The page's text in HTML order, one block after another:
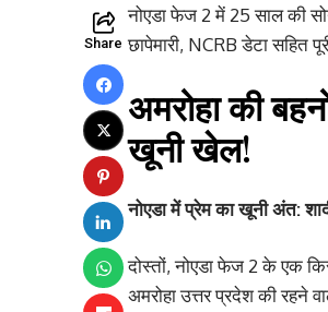
Share
नोएडा फेज 2 में 25 साल की
छापेमारी, NCRB डेटा सहित
अमरोहा की
खूनी खेल!
नोएडा में प्रेम का खूनी अंत:
दोस्तों, नोएडा फेज 2 के एक
अमरोहा उत्तर प्रदेश की रहने